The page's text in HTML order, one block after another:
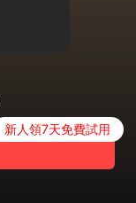
新人領7天免費試用